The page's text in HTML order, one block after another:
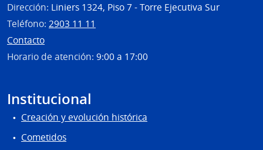
Dirección: Liniers 1324, Piso 7 - Torre Ejecutiva Sur
Teléfono: 2903 11 11
Contacto
Horario de atención: 9:00 a 17:00
Institucional
Creación y evolución histórica
Cometidos